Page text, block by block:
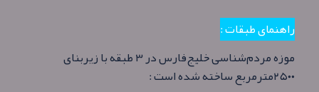
راهنمای طبقات :
موزه مردم‌شناسی خلیج‌فارس در ۳ طبقه با زیربنای
۲۵۰۰مترمربع ساخته شده است :